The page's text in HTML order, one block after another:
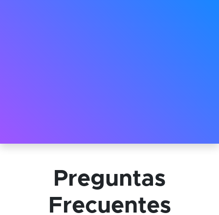
Preguntas
Frecuentes